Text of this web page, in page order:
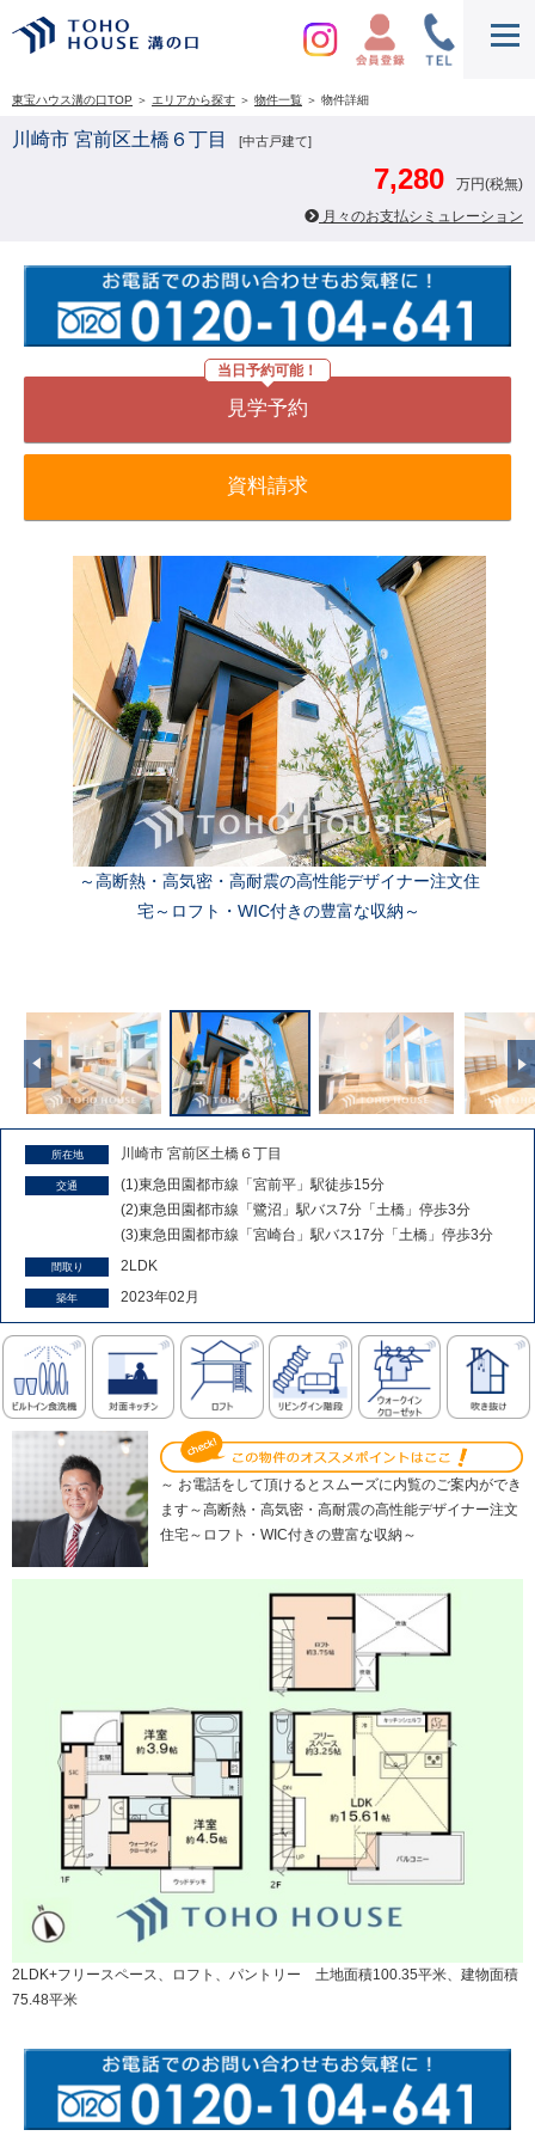
東宝ハウス溝の口TOP ＞ エリアから探す ＞ 物件一覧 ＞ 物件詳細
川崎市 宮前区土橋６丁目 [中古戸建て]
7,280
万円(税無)
月々のお支払シミュレーション
当日予約可能！
見学予約
資料請求
～高断熱・高気密・高耐震の高性能デザイナー注文住
宅～ロフト・WIC付きの豊富な収納～
所在地 川崎市 宮前区土橋６丁目
交通
(1)東急田園都市線「宮前平」駅徒歩15分
(2)東急田園都市線「鷺沼」駅バス7分「土橋」停歩3分
(3)東急田園都市線「宮崎台」駅バス17分「土橋」停歩3分
間取り 2LDK
築年 2023年02月
～ お電話をして頂けるとスムーズに内覧のご案内ができ
ます～高断熱・高気密・高耐震の高性能デザイナー注文
住宅～ロフト・WIC付きの豊富な収納～
2LDK+フリースペース、ロフト、パントリー 土地面積100.35平米、建物面積
75.48平米